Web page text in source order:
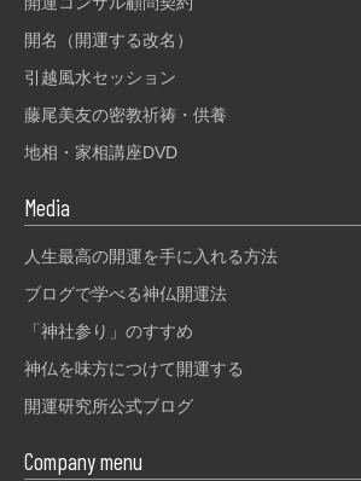
開名（開運する改名）
引越風水セッション
藤尾美友の密教祈祷・供養
地相・家相講座DVD
Media
人生最高の開運を手に入れる方法
ブログで学べる神仏開運法
「神社参り」のすすめ
神仏を味方につけて開運する
開運研究所公式ブログ
Company menu